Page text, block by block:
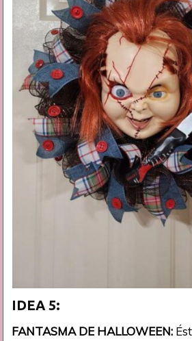
IDEA 5:
FANTASMA DE HALLOWEEN: